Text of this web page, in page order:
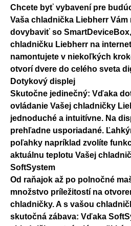
Chcete byť vybavení pre
Vaša chladnička Liebherr Vám
dovybaviť so
chladničku Liebherr na
namontujete v niekoľkých
otvorí dvere do celého sveta
Dotykový displej
Skutočne jedinečný: Vďaka
ovládanie Vašej chladničky
jednoduché a intuitívne. Na
prehľadne usporiadané.
poľahky napríklad zvolíte
aktuálnu teplotu Vašej
SoftSystem
Od raňajok až po polnočné
množstvo príležitostí na
chladničky. A s vašou
skutočná zábava: Vďaka